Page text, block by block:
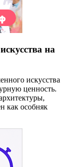
на
искусства
ценность.
как особняк